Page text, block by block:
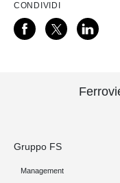
CONDIVIDI
Gruppo FS
Management